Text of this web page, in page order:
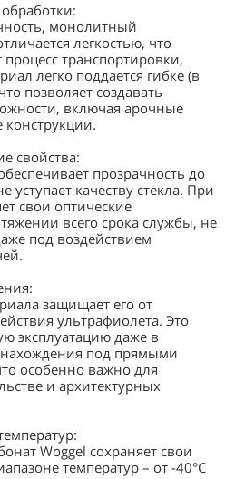
монолитный
легкостью, что
транспортировки,
легко поддается гибке (в
позволяет создавать
включая арочные
свойства:
прозрачность до
уступает качеству стекла. При
свои оптические
всего срока службы, не
под воздействием
защищает его от
ультрафиолета. Это
эксплуатацию даже в
нахождения под прямыми
особенно важно для
и архитектурных
Woggel сохраняет свои
температур – от -40°C